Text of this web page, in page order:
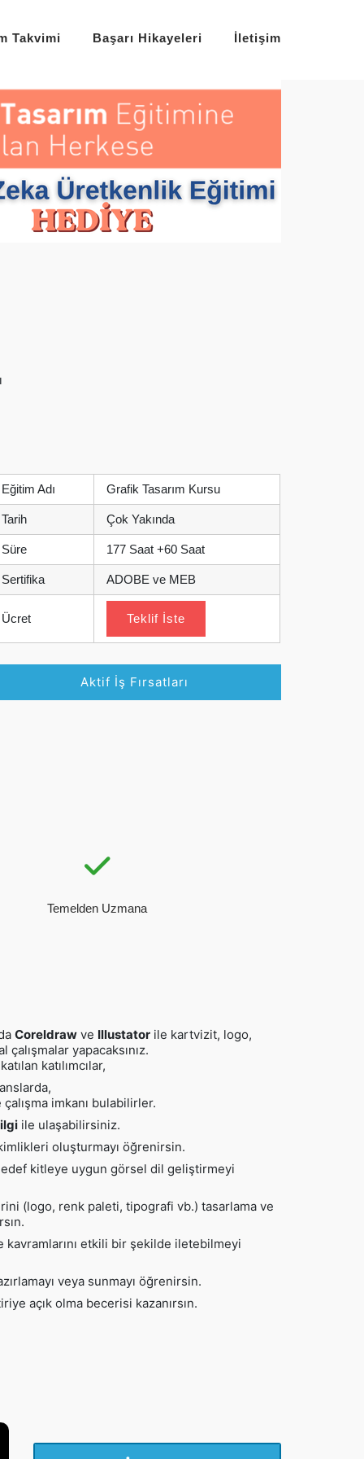
Takvimi Başarı Hikayeleri İletişim
Eğitim Adı Grafik Tasarım Kursu
Tarih Çok Yakında
Süre 177 Saat +60 Saat
Sertifika ADOBE ve MEB
Ücret Teklif İste
Aktif İş Fırsatları
Temelden Uzmana
Coreldraw ve Illustator ile kartvizit, logo,
çalışmalar yapacaksınız.
katılımcılar,
imkanı bulabilirler.
ile ulaşabilirsiniz.
oluşturmayı öğrenirsin.
kitleye uygun görsel dil geliştirmeyi
(logo, renk paleti, tipografi vb.) tasarlama ve
etkili bir şekilde iletebilmeyi
veya sunmayı öğrenirsin.
açık olma becerisi kazanırsın.